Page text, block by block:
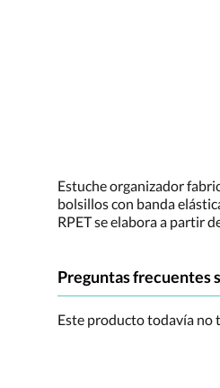
Estuche organizador
bolsillos con banda
RPET se elabora a partir
Preguntas frecuentes
Este producto todavía no